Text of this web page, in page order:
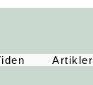
Artikler